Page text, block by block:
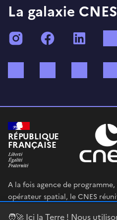
🧑‍🚀 Ici la Terre ! Nous
La galaxie CNES
InstagramFacebook
RÉPUBLIQUE
FRANÇAISE
A la fois agence de
opérateur spatial, le CNES